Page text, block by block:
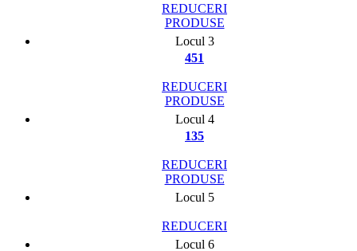
REDUCERI
PRODUSE
Locul 3
451
REDUCERI
PRODUSE
Locul 4
135
REDUCERI
PRODUSE
Locul 5
REDUCERI
Locul 6